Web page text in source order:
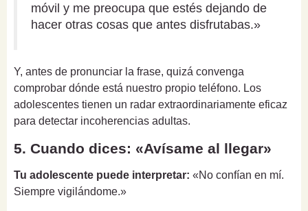
móvil y me preocupa que estés dejando de
hacer otras cosas que antes disfrutabas.»
Y, antes de pronunciar la frase, quizá convenga
comprobar dónde está nuestro propio teléfono. Los
adolescentes tienen un radar extraordinariamente eficaz
para detectar incoherencias adultas.
5. Cuando dices: «Avísame al llegar»
Tu adolescente puede interpretar: «No confían en mí.
Siempre vigilándome.»